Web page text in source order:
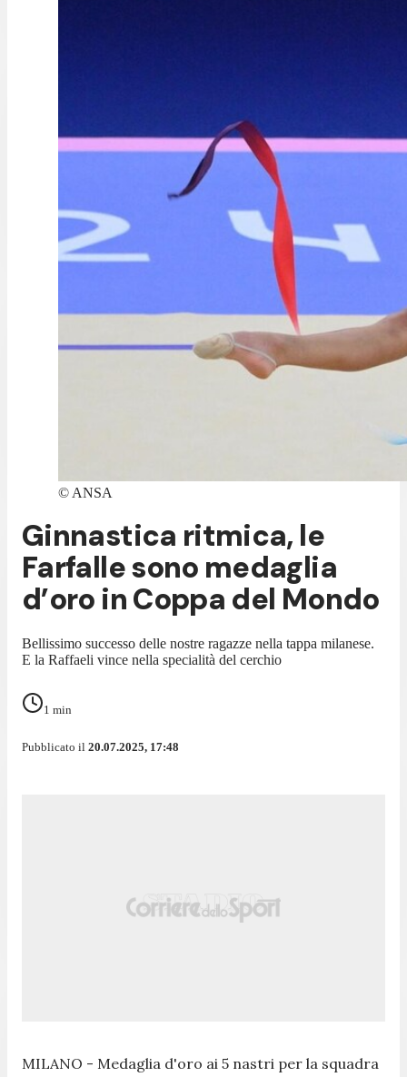
© ANSA
Ginnastica ritmica, le
Farfalle sono medaglia
d’oro in Coppa del Mondo
Bellissimo successo delle nostre ragazze nella tappa milanese.
E la Raffaeli vince nella specialità del cerchio
1 min
Pubblicato il 20.07.2025, 17:48
MILANO - Medaglia d'oro ai 5 nastri per la squadra